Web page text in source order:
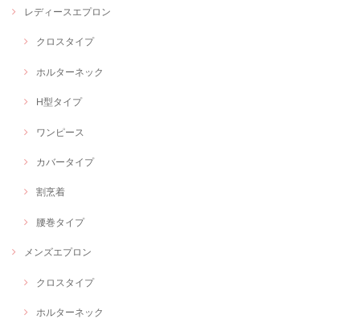
レディースエプロン
クロスタイプ
ホルターネック
H型タイプ
ワンピース
カバータイプ
割烹着
腰巻タイプ
メンズエプロン
クロスタイプ
ホルターネック